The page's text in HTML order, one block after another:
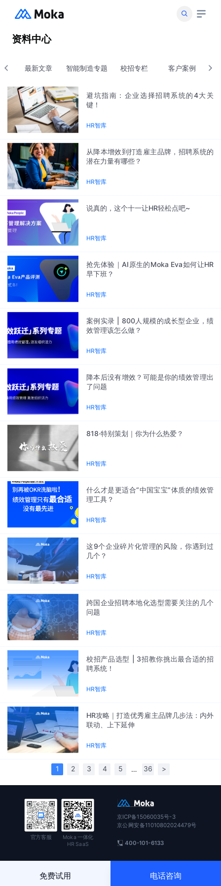
产品
Moka招聘智能化招聘管理系统
企业人才库
招聘数据分析
Moka People智能化人力资源管理系统
组织人事
假勤管理
薪酬管理
员工自助
绩效管理
Moka Eva
新一代AI原生的HR SaaS产品
解决方案
招入一体
人事管理一体化
社招
校招
招聘自动化
内推
人工智能
零售
客户案例
摩卡研习社
资源中心
客户故事
热门活动
关于我们
关于 Moka
加入我们
媒体报道
资料中心
最新文章 智能制造专题 校招专栏 客户案例
避坑指南：企业选择招聘系统的4大关
键！
HR智库
从降本增效到打造雇主品牌，招聘系统的
潜在力量有哪些？
HR智库
说真的，这个十一让HR轻松点吧~
HR智库
抢先体验｜AI原生的Moka Eva如何让HR
早下班？
HR智库
案例实录 | 800人规模的成长型企业，绩
效管理该怎么做？
HR智库
降本后没有增效？可能是你的绩效管理出
了问题
HR智库
818·特别策划｜你为什么热爱？
HR智库
什么才是更适合“中国宝宝”体质的绩效管
理工具？
HR智库
这9个企业碎片化管理的风险，你遇到过
几个？
HR智库
跨国企业招聘本地化选型需要关注的几个
问题
HR智库
校招产品选型 | 3招教你挑出最合适的招
聘系统！
HR智库
HR攻略｜打造优秀雇主品牌几步法：内外
联动、上下延伸
HR智库
1 2 3 4 5 … 36 >
官方客服 Moka 一体化
HR SaaS
京ICP备15060035号-3
京公网安备11010802024479号
400-101-6133
免费试用 电话咨询